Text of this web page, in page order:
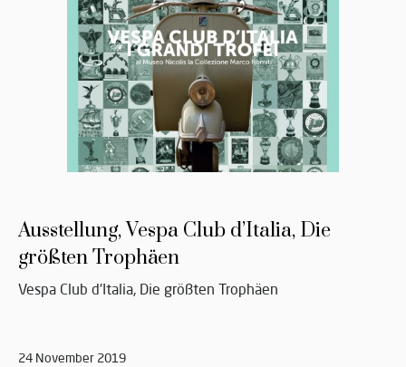
Ausstellung, Vespa Club d’Italia, Die
größten Trophäen
Vespa Club d'Italia, Die größten Trophäen
24 November 2019